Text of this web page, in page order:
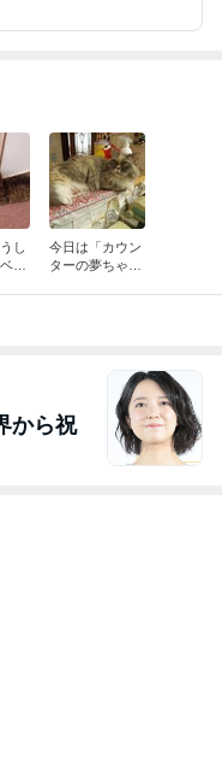
し
ッ
今日は「カウン
ターの夢ちゃ
から祝